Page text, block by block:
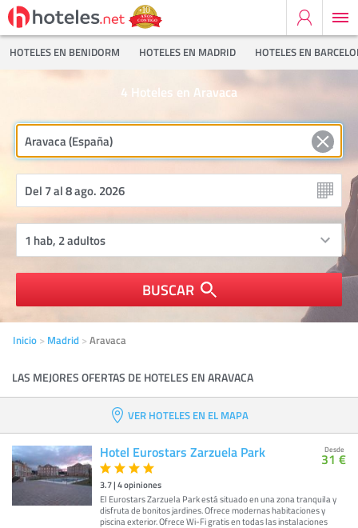
HOTELES EN BENIDORM HOTELES EN MADRID HOTELES EN
Hoteles en Aravaca
4
BUSCAR
Inicio Madrid Aravaca
LAS MEJORES OFERTAS DE HOTELES EN ARAVACA
VER HOTELES EN EL MAPA
Hotel Eurostars Zarzuela Park
3.7|4opiniones
El Eurostars Zarzuela Park está situado en una zona tranquila y
disfruta de bonitos jardines. Ofrece modernas habitaciones y
piscina exterior. Ofrece Wi-Fi gratis en todas las instalaciones
Desde
31 €